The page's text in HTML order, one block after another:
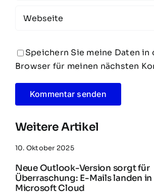
Speichern Sie meine Daten in
Browser für meinen nächsten
Weitere Artikel
10. Oktober 2025
Neue Outlook-Version sorgt für
Überraschung: E-Mails landen in
Microsoft Cloud